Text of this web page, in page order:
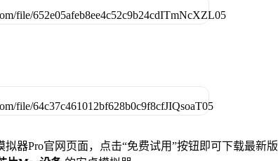
器Pro官网页面，点击“免费试用”按钮即可下载最新版